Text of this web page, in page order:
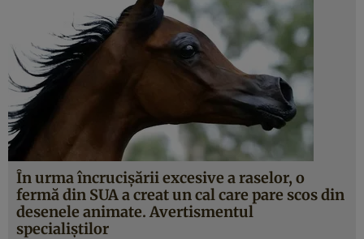
În urma încrucişării excesive a raselor, o
fermă din SUA a creat un cal care pare scos din
desenele animate. Avertismentul
specialiştilor